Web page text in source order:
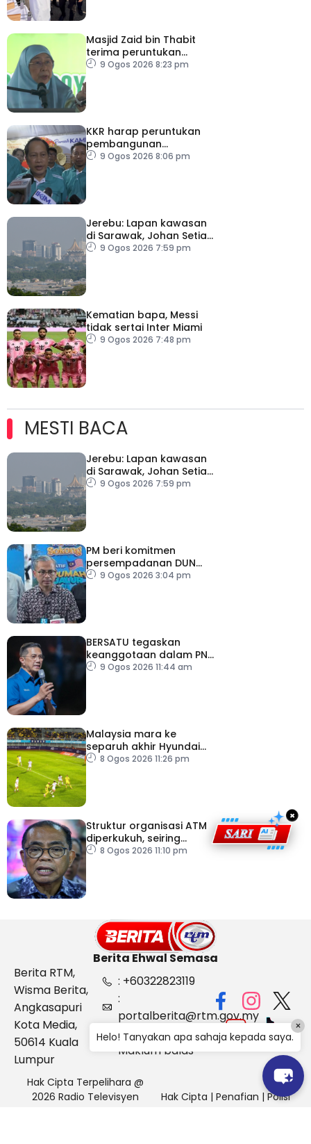
Masjid Zaid bin Thabit
terima peruntukan
RM100,000
9 Ogos 2026 8:23 pm
KKR harap peruntukan
pembangunan
ditingkatkan
9 Ogos 2026 8:06 pm
Jerebu: Lapan kawasan
di Sarawak, Johan Setia
di Selangor catat IPU
9 Ogos 2026 7:59 pm
Kematian bapa, Messi
tidak sertai Inter Miami
9 Ogos 2026 7:48 pm
MESTI BACA
Jerebu: Lapan kawasan
di Sarawak, Johan Setia
di Selangor catat IPU
9 Ogos 2026 7:59 pm
PM beri komitmen
persempadanan DUN
Sarawak, minta laporan
9 Ogos 2026 3:04 pm
BERSATU tegaskan
keanggotaan dalam PN
masih sah
9 Ogos 2026 11:44 am
Malaysia mara ke
separuh akhir Hyundai
ASEAN Cup
8 Ogos 2026 11:26 pm
Struktur organisasi ATM
diperkukuh, seiring
pemodenan aset
8 Ogos 2026 11:10 pm
×
Berita Ehwal Semasa
Berita RTM,
Wisma Berita,
Angkasapuri
Kota Media,
50614 Kuala
Lumpur
: +60322823119
:
portalberita@rtm.gov.my
: Aduan &
Maklum balas
Hak Cipta Terpelihara @
2026 Radio Televisyen
Hak Cipta | Penafian | Polisi
Helo! Tanyakan apa sahaja kepada saya.
×